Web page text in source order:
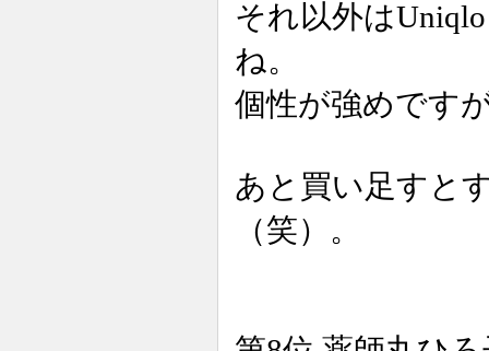
それ以外は
ね。
個性が強めです
あと買い足すと
（笑）。